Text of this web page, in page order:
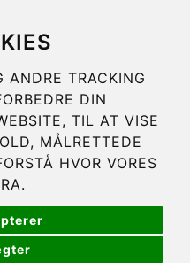
ANDRE TRACKING
DIN
TIL AT VISE
MÅLRETTEDE
HVOR VORES